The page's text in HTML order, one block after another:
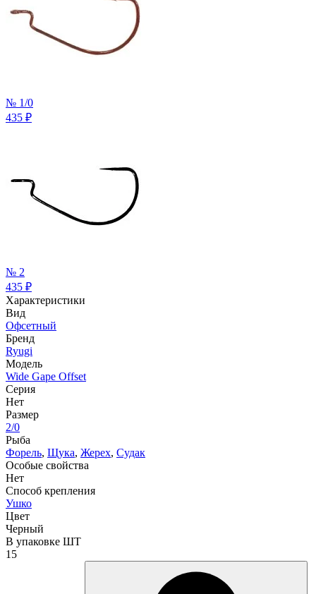
№ 1/0
435 ₽
№ 2
435 ₽
Характеристики
Вид
Офсетный
Бренд
Ryugi
Модель
Wide Gape Offset
Серия
Нет
Размер
2/0
Рыба
Форель, Щука, Жерех, Судак
Особые свойства
Нет
Способ крепления
Ушко
Цвет
Черный
В упаковке ШТ
15